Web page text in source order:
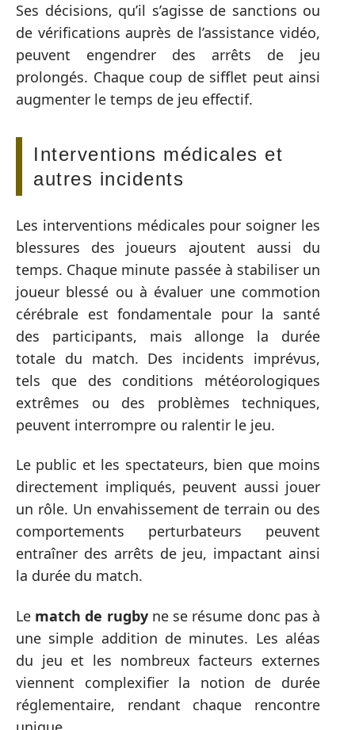
Ses décisions, qu’il s’agisse de sanctions ou
de vérifications auprès de l’assistance vidéo,
peuvent engendrer des arrêts de jeu
prolongés. Chaque coup de sifflet peut ainsi
augmenter le temps de jeu effectif.
Interventions médicales et
autres incidents
Les interventions médicales pour soigner les
blessures des joueurs ajoutent aussi du
temps. Chaque minute passée à stabiliser un
joueur blessé ou à évaluer une commotion
cérébrale est fondamentale pour la santé
des participants, mais allonge la durée
totale du match. Des incidents imprévus,
tels que des conditions météorologiques
extrêmes ou des problèmes techniques,
peuvent interrompre ou ralentir le jeu.
Le public et les spectateurs, bien que moins
directement impliqués, peuvent aussi jouer
un rôle. Un envahissement de terrain ou des
comportements perturbateurs peuvent
entraîner des arrêts de jeu, impactant ainsi
la durée du match.
Le match de rugbyne se résume donc pas à
une simple addition de minutes. Les aléas
du jeu et les nombreux facteurs externes
viennent complexifier la notion de durée
réglementaire, rendant chaque rencontre